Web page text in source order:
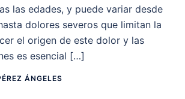
las edades, y puede variar desde
dolores severos que limitan la
el origen de este dolor y las
es esencial […]
ÁNGELES